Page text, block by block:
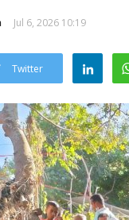
Jul 6, 2026 10:19
Twitter